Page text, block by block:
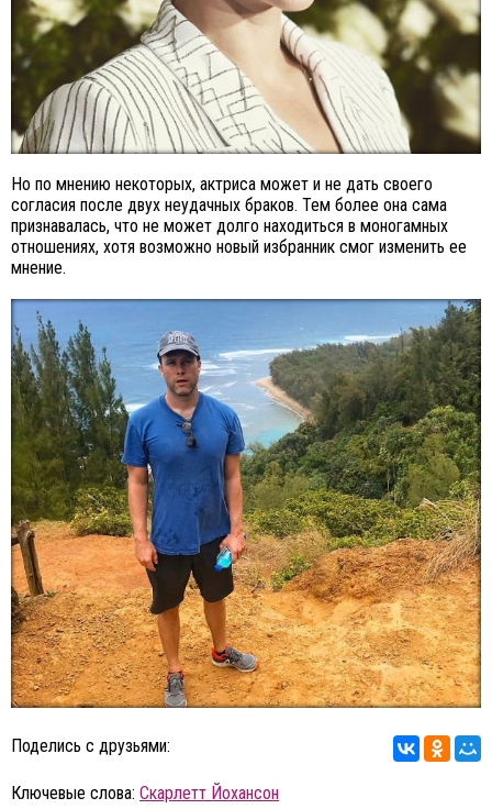
Но по мнению некоторых, актриса может и не дать своего
согласия после двух неудачных браков. Тем более она сама
признавалась, что не может долго находиться в моногамных
отношениях, хотя возможно новый избранник смог изменить ее
мнение.
Поделись с друзьями:
Ключевые слова: Скарлетт Йохансон